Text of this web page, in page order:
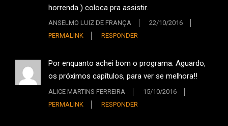
horrenda ) coloca pra assistir.
ANSELMO LUIZ DE FRANÇA
22/10/2016
PERMALINK
RESPONDER
Por enquanto achei bom o programa. Aguardo,
os próximos capítulos, para ver se melhora!!
ALICE MARTINS FERREIRA
15/10/2016
PERMALINK
RESPONDER